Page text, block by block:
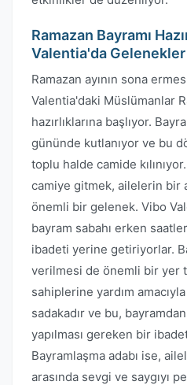
Ramazan Bayramı
Valentia'da Gelenekler
Ramazan ayının sona
Valentia'daki Müslümanlar
hazırlıklarına başlıyor.
gününde kutlanıyor ve bu
toplu halde camide
camiye gitmek, ailelerin bir
önemli bir gelenek. Vibo
bayram sabahı erken
ibadeti yerine getiriyorlar.
verilmesi de önemli bir yer
sahiplerine yardım
sadakadır ve bu,
yapılması gereken bir
Bayramlaşma adabı ise,
arasında sevgi ve saygıyı